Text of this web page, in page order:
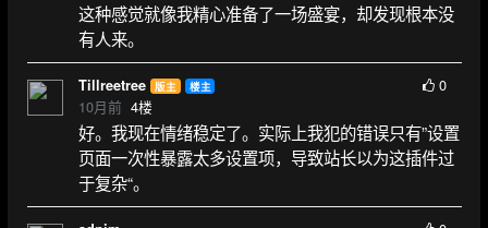
这种感觉就像我精心准备了一场盛宴，却发现根本没
有人来。
Tillreetree 版主 楼主
10月前 4楼
0
好。我现在情绪稳定了。实际上我犯的错误只有”设置
页面一次性暴露太多设置项，导致站长以为这插件过
于复杂“。